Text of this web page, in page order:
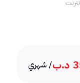
د.ب/ شهري